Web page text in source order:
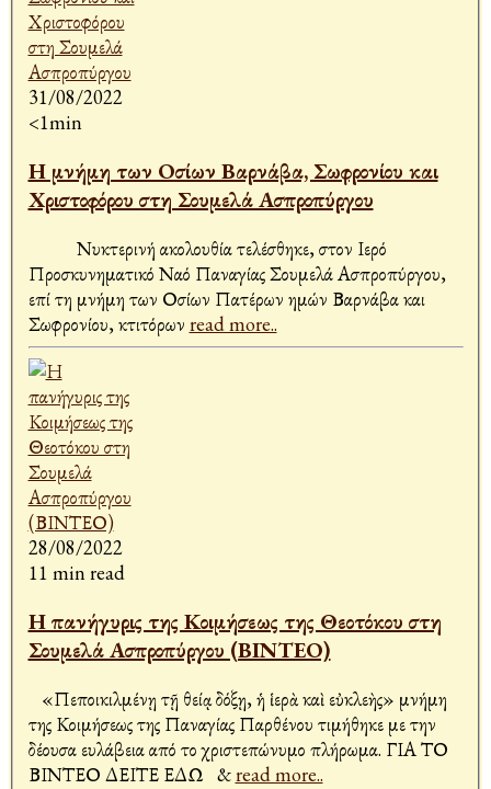
31/08/2022
<1min
Η μνήμη των Οσίων Βαρνάβα, Σωφρονίου και
Χριστοφόρου στη Σουμελά Ασπροπύργου
Νυκτερινή ακολουθία τελέσθηκε, στον Ιερό
Προσκυνηματικό Ναό Παναγίας Σουμελά Ασπροπύργου,
επί τη μνήμη των Οσίων Πατέρων ημών Βαρνάβα και
Σωφρονίου, κτιτόρων read more..
28/08/2022
11 min read
Η πανήγυρις της Κοιμήσεως της Θεοτόκου στη
Σουμελά Ασπροπύργου (ΒΙΝΤΕΟ)
«Πεποικιλμένῃ τῇ θείᾳ δόξῃ, ἡ ἱερὰ καὶ εὐκλεὴς» μνήμη
της Κοιμήσεως της Παναγίας Παρθένου τιμήθηκε με την
δέουσα ευλάβεια από το χριστεπώνυμο πλήρωμα. ΓΙΑ ΤΟ
ΒΙΝΤΕΟ ΔΕΙΤΕ ΕΔΩ &read more..